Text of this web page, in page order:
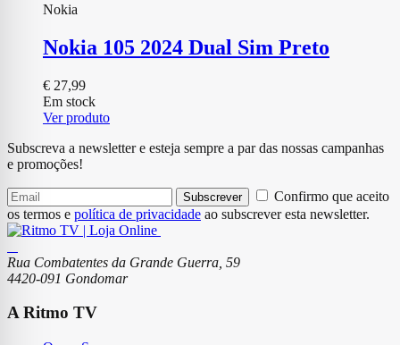
Nokia
Nokia 105 2024 Dual Sim Preto
€ 27,99
Em stock
Ver produto
Subscreva a newsletter e esteja sempre a par das nossas campanhas
e promoções!
Subscrever
Confirmo que aceito
os termos e política de privacidade ao subscrever esta newsletter.
Rua Combatentes da Grande Guerra, 59
4420-091 Gondomar
A Ritmo TV